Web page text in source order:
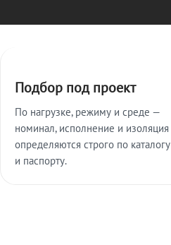
Подбор под проект
По нагрузке, режиму и среде —
номинал, исполнение и изоляция
определяются строго по каталогу
и паспорту.